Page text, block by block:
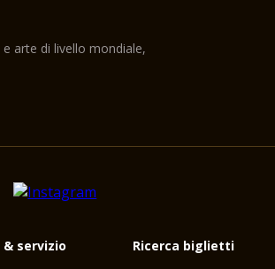
arte di livello mondiale,
servizio
Ricerca biglietti